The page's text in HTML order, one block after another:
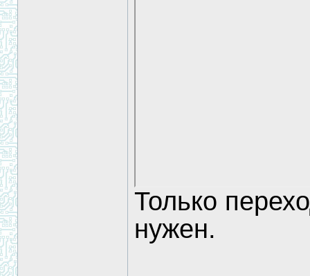
Только
нужен.